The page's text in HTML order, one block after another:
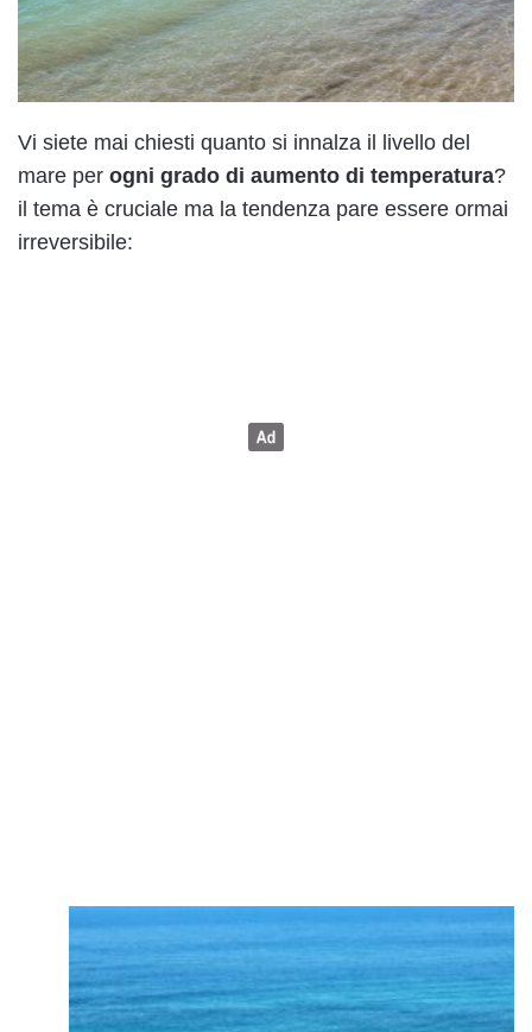
Vi siete mai chiesti quanto si innalza il livello del
mare per ogni grado di aumento di temperatura?
il tema è cruciale ma la tendenza pare essere ormai
irreversibile: